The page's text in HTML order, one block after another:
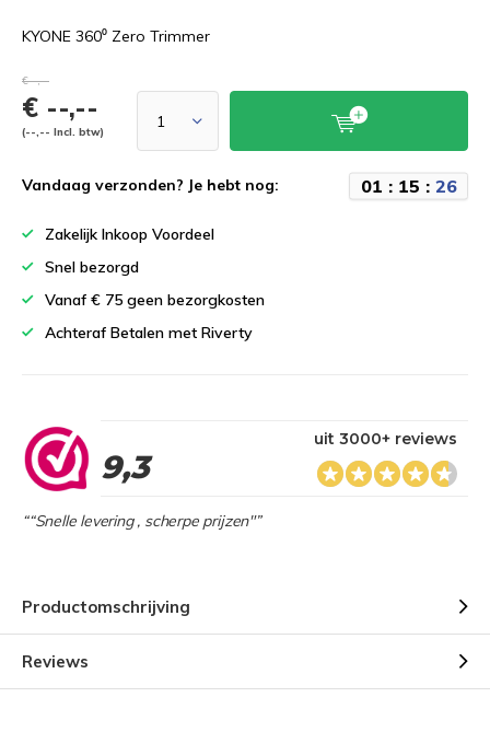
KYONE 360⁰ Zero Trimmer
€--,--
€ --,--
(--,-- Incl. btw)
Vandaag verzonden? Je hebt nog: 01 : 15 : 26
Zakelijk Inkoop Voordeel
Snel bezorgd
Vanaf € 75 geen bezorgkosten
Achteraf Betalen met Riverty
9,3
uit 3000+ reviews
““Snelle levering , scherpe prijzen"”
Productomschrijving
Reviews